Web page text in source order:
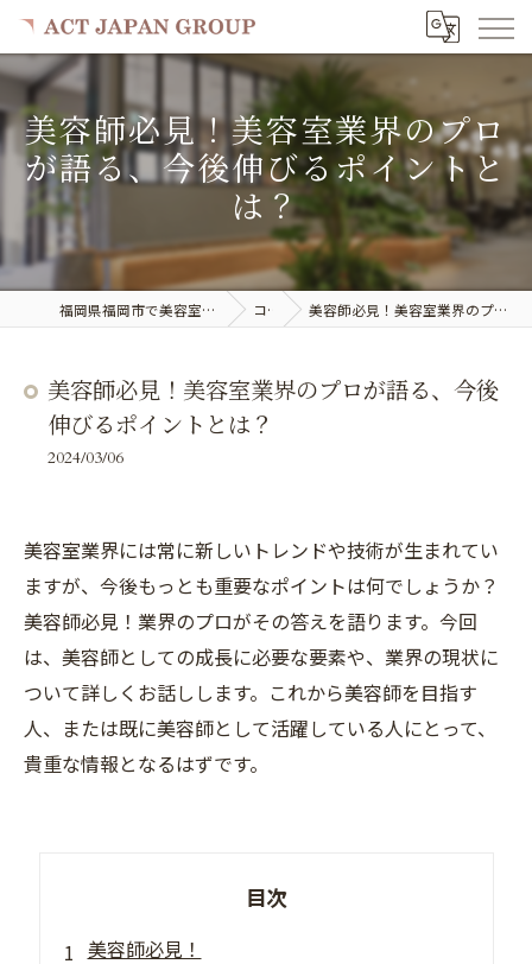
美容師必見！美容室業界のプロ
が語る、今後伸びるポイントと
は？
福岡県福岡市で美容室の求人ならACT JAPAN GROUP コラム 美容師必見！美容室業界のプロが語る、今後伸びるポイントとは？
美容師必見！美容室業界のプロが語る、今後
伸びるポイントとは？
2024/03/06
美容室業界には常に新しいトレンドや技術が生まれてい
ますが、今後もっとも重要なポイントは何でしょうか？
美容師必見！業界のプロがその答えを語ります。今回
は、美容師としての成長に必要な要素や、業界の現状に
ついて詳しくお話しします。これから美容師を目指す
人、または既に美容師として活躍している人にとって、
貴重な情報となるはずです。
目次
美容師必見！